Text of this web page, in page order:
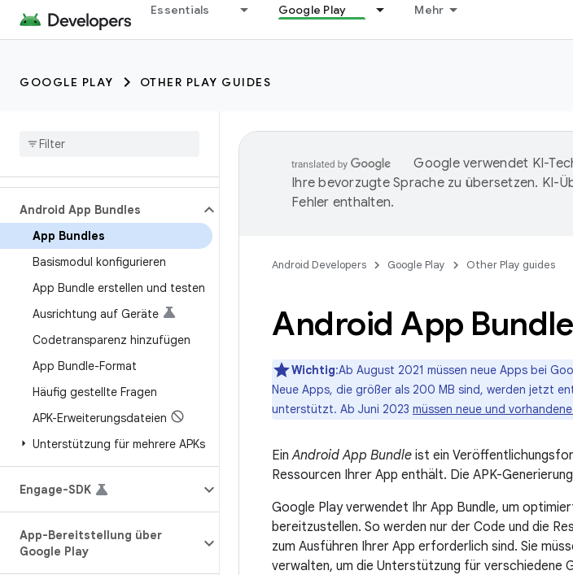
Essentials Google Play Mehr
GOOGLE PLAY OTHER PLAY GUIDES
Android App Bundles
App Bundles
Basismodul konfigurieren
App Bundle erstellen und testen
Ausrichtung auf Geräte
Codetransparenz hinzufügen
App Bundle-Format
Häufig gestellte Fragen
APK-Erweiterungsdateien
Unterstützung für mehrere APKs
Engage-SDK
App-Bereitstellung über
Google Play
Google verwendet KI-
Ihre bevorzugte Sprache zu übersetzen. KI-
Fehler enthalten.
Android Developers Google Play Other Play guides
Android App
Wichtig:Ab August 2021 müssen neue Apps bei
Neue Apps, die größer als 200 MB sind, werden jetzt
unterstützt. Ab Juni 2023 müssen neue und
EinAndroid App Bundle ist ein
Ressourcen Ihrer App enthält. Die APK-
Google Play verwendet Ihr App Bundle, um
bereitzustellen. So werden nur der Code und die
zum Ausführen Ihrer App erforderlich sind. Sie
verwalten, um die Unterstützung für verschiedene